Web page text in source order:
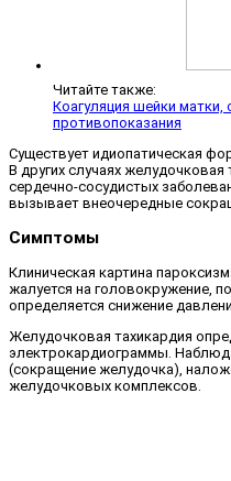
Читайте также:
Коагуляция шейки
противопоказания
Существует идиопатическая
В других случаях
сердечно-сосудистых
вызывает внеочередные
Симптомы
Клиническая картина
жалуется на головокружение,
определяется снижение
Желудочковая тахикардия
электрокардиограммы.
(сокращение желудочка),
желудочковых комплексов.